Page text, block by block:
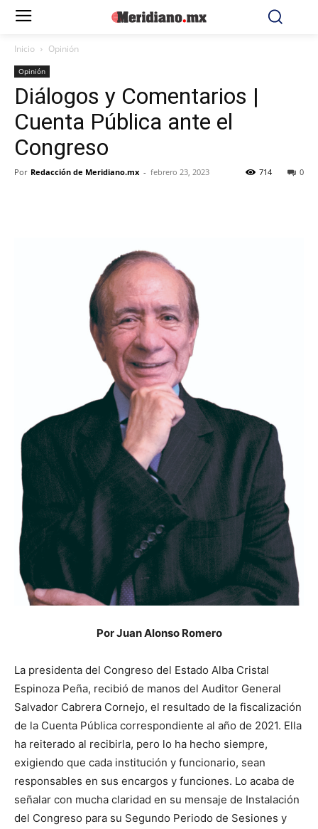
Inicio Opinión
Opinión
Diálogos y Comentarios |
Cuenta Pública ante el
Congreso
Por Redacción de Meridiano.mx - febrero 23, 2023 0
714
Por Juan Alonso Romero
La presidenta del Congreso del Estado Alba Cristal
Espinoza Peña, recibió de manos del Auditor General
Salvador Cabrera Cornejo, el resultado de la fiscalización
de la Cuenta Pública correspondiente al año de 2021. Ella
ha reiterado al recibirla, pero lo ha hecho siempre,
exigiendo que cada institución y funcionario, sean
responsables en sus encargos y funciones. Lo acaba de
señalar con mucha claridad en su mensaje de Instalación
del Congreso para su Segundo Periodo de Sesiones y